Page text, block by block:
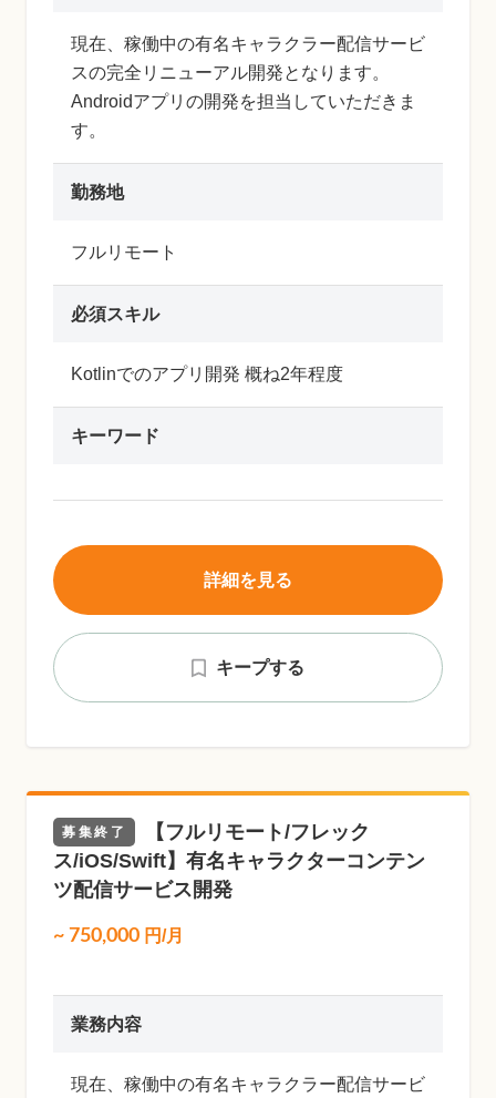
現在、稼働中の有名キャラクラー配信サービ
スの完全リニューアル開発となります。
Androidアプリの開発を担当していただきま
す。
勤務地
フルリモート
必須スキル
Kotlinでのアプリ開発 概ね2年程度
キーワード
キープする
詳細を見る
募集終了
【フルリモート/フレック
ス/iOS/Swift】有名キャラクターコンテン
ツ配信サービス開発
~ 750,000 円/月
業務内容
現在、稼働中の有名キャラクラー配信サービ